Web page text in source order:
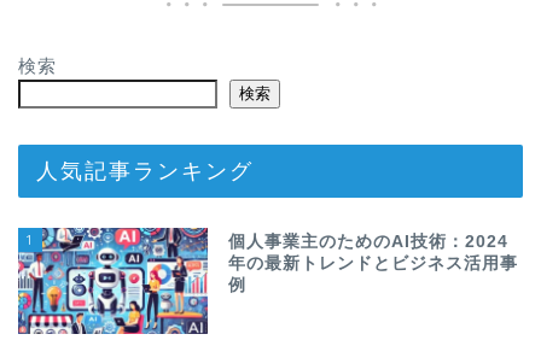
検索
検索
人気記事ランキング
1
個人事業主のためのAI技術：2024
年の最新トレンドとビジネス活用事
例